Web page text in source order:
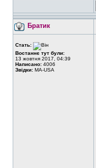
Братик
Стать:
Востаннє тут були:
13 жовтня 2017, 04:39
Написано: 4006
Звідки: MA-USA